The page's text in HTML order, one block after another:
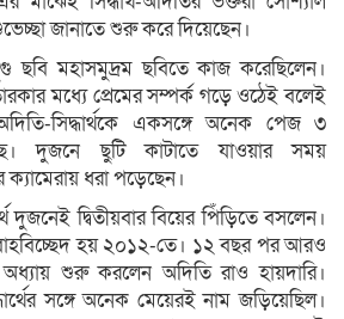
জানাতে শুরু করে দিয়েছেন।
মহাসমুদ্রম ছবিতে কাজ করেছিলেন।
মধ্যে প্রেমের সম্পর্ক গড়ে ওঠেই বলেই
অদিতি-সিদ্ধার্থকে একসঙ্গে অনেক পেজ ৩
দুজনে ছুটি কাটাতে যাওয়ার সময়
ক্যামেরায় ধরা পড়েছেন।
দুজনেই দ্বিতীয়বার বিয়ের পিঁড়িতে বসলেন।
হয় ২০১২-তে। ১২ বছর পর আরও
শুরু করলেন অদিতি রাও হায়দারি।
সঙ্গে অনেক মেয়েরই নাম জড়িয়েছিল।